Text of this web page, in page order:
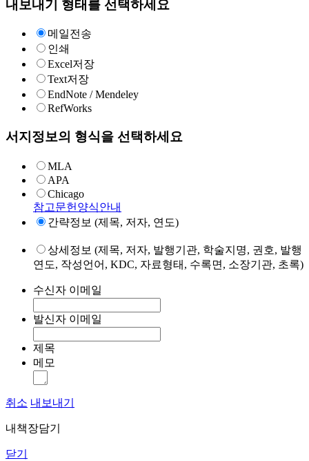
내보내기 형태를 선택하세요
메일전송
인쇄
Excel저장
Text저장
EndNote / Mendeley
RefWorks
서지정보의 형식을 선택하세요
MLA
APA
Chicago
참고문헌양식안내
간략정보 (제목, 저자, 연도)
상세정보 (제목, 저자, 발행기관, 학술지명, 권호, 발행
연도, 작성언어, KDC, 자료형태, 수록면, 소장기관, 초록)
수신자 이메일
발신자 이메일
제목
메모
취소 내보내기
내책장담기
닫기